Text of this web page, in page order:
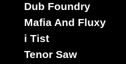
Dub Foundry
Mafia And Fluxy
i Tist
Tenor Saw